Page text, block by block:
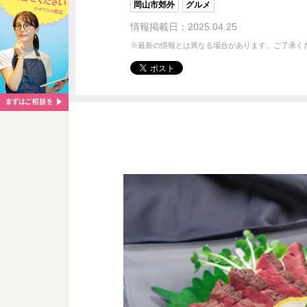
岡山市郊外 グルメ
情報掲載日：2025.04.25
※最新の情報とは異なる場合があります。ご了承く